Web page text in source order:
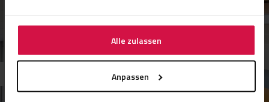
Alle zulassen
Anpassen